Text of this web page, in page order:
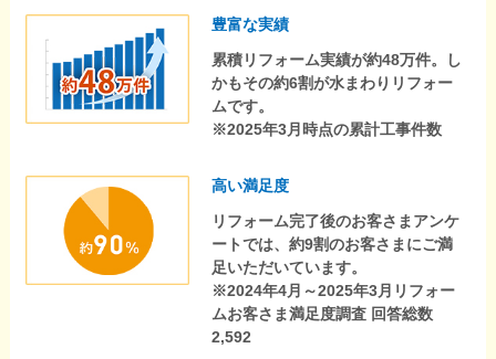
豊富な実績
累積リフォーム実績が約48万件。し
かもその約6割が水まわりリフォー
ムです。
※2025年3月時点の累計工事件数
高い満足度
リフォーム完了後のお客さまアンケ
ートでは、約9割のお客さまにご満
足いただいています。
※2024年4月～2025年3月リフォー
ムお客さま満足度調査 回答総数
2,592